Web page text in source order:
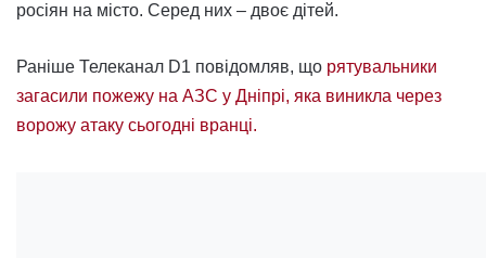
росіян на місто. Серед них – двоє дітей.
Раніше Телеканал D1 повідомляв, що рятувальники
загасили пожежу на АЗС у Дніпрі, яка виникла через
ворожу атаку сьогодні вранці.